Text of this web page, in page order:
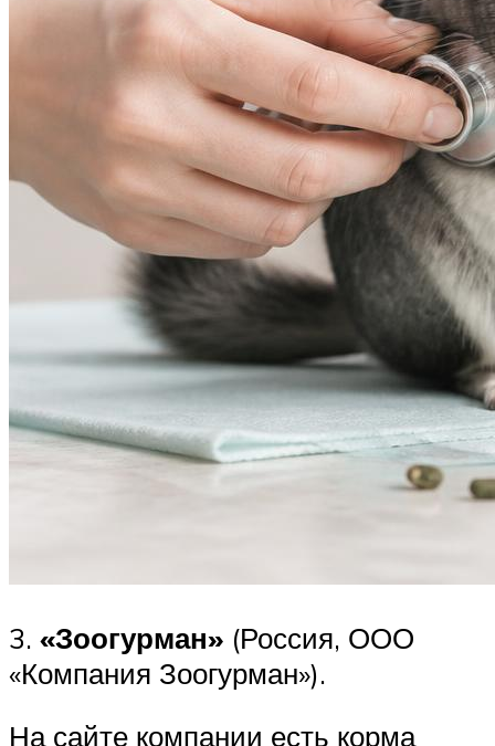
3. «Зоогурман» (Россия, ООО
«Компания Зоогурман»).
На сайте компании есть корма